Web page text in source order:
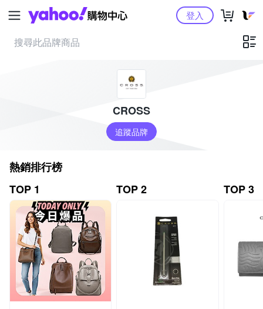
Yahoo購物中心登入
CROSS
追蹤品牌
熱銷排行榜
TOP 1
TOP 2 TOP 3